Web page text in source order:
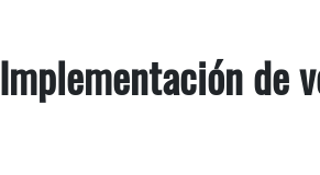
Almacenes e inventarios
Cadena de Suministro del
Implementación de